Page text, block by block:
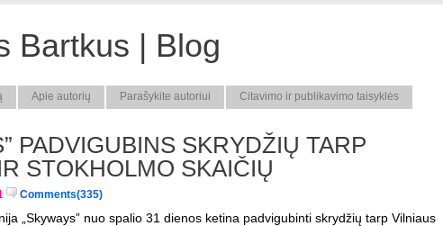
Bartkus | Blog
Apie autorių Parašykite autoriui Citavimo ir publikavimo taisyklės
PADVIGUBINS SKRYDŽIŲ TARP
STOKHOLMO SKAIČIŲ
Comments(335)
„Skyways” nuo spalio 31 dienos ketina padvigubinti skrydžių tarp Vilniaus